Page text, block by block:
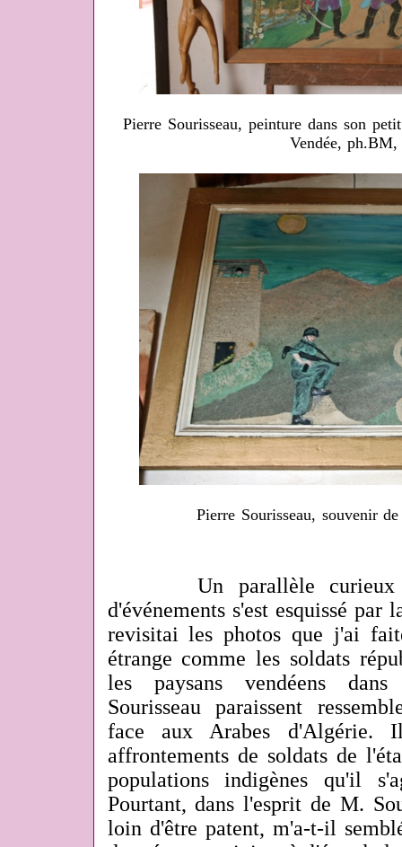
Pierre Sourisseau, peinture dans son
Vendée,
Pierre Sourisseau, souvenir
Un parallèle curieux
d'événements s'est esquissé
revisitai les photos que j'ai
étrange comme les soldats
les paysans vendéens
Sourisseau paraissent
face aux Arabes d'Algérie.
affrontements de soldats de
populations indigènes qu'il
Pourtant, dans l'esprit de M.
loin d'être patent, m'a-t-il